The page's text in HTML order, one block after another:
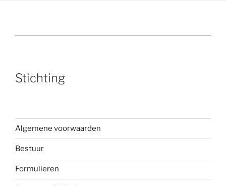
Stichting
Algemene voorwaarden
Bestuur
Formulieren